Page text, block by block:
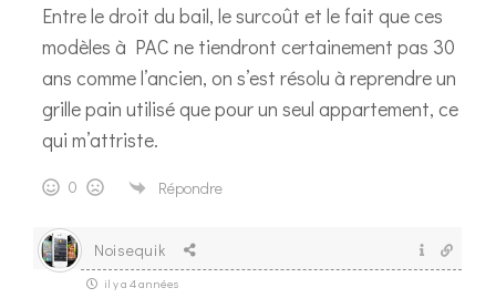
Entre le droit du bail, le surcoût et le fait que ces
modèles à PAC ne tiendront certainement pas 30
ans comme l’ancien, on s’est résolu à reprendre un
grille pain utilisé que pour un seul appartement, ce
qui m’attriste.
0 Répondre
Noisequik
il y a 4 années